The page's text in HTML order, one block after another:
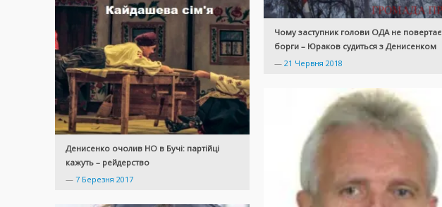
Чому заступник голови ОДА не повертає
борги – Юраков судиться з Денисенком
— 21 Червня 2018
Денисенко очолив НО в Бучі: партійці
кажуть – рейдерство
— 7 Березня 2017